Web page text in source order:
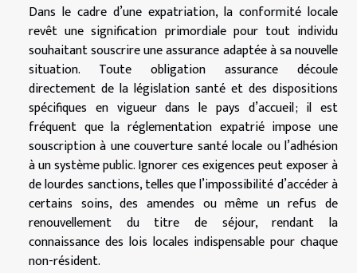
Dans le cadre d’une expatriation, la conformité locale
revêt une signification primordiale pour tout individu
souhaitant souscrire une assurance adaptée à sa nouvelle
situation. Toute obligation assurance découle
directement de la législation santé et des dispositions
spécifiques en vigueur dans le pays d’accueil ; il est
fréquent que la réglementation expatrié impose une
souscription à une couverture santé locale ou l’adhésion
à un système public. Ignorer ces exigences peut exposer à
de lourdes sanctions, telles que l’impossibilité d’accéder à
certains soins, des amendes ou même un refus de
renouvellement du titre de séjour, rendant la
connaissance des lois locales indispensable pour chaque
non-résident.